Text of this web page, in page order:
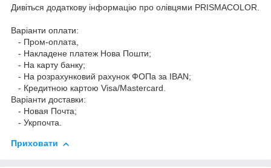
Дивіться додаткову інформацію про олівцями PRISMACOLOR.
Варіанти оплати:
- Пром-оплата,
- Накладене платеж Нова Пошти;
- На карту банку;
- На розрахунковий рахунок ФОПа за IBAN;
- Кредитною картою Visa/Mastercard.
Варіанти доставки:
- Новая Почта;
- Укрпочта.
Приховати